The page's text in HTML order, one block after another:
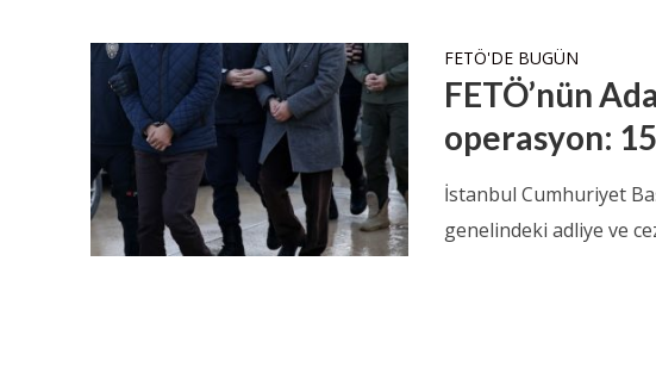
FETÖ'DE BUGÜN
FETÖ’nün
operasyon:
İstanbul Cumhuriyet
genelindeki adliye ve